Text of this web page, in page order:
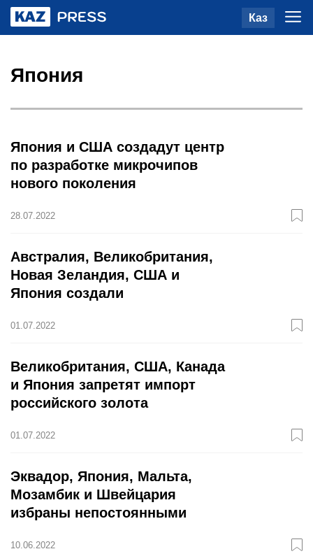
Каз
Япония
28.07.2022
Япония и США создадут центр
по разработке микрочипов
нового поколения
01.07.2022
Австралия, Великобритания,
Новая Зеландия, США и
Япония создали
01.07.2022
Великобритания, США, Канада
и Япония запретят импорт
российского золота
10.06.2022
Эквадор, Япония, Мальта,
Мозамбик и Швейцария
избраны непостоянными